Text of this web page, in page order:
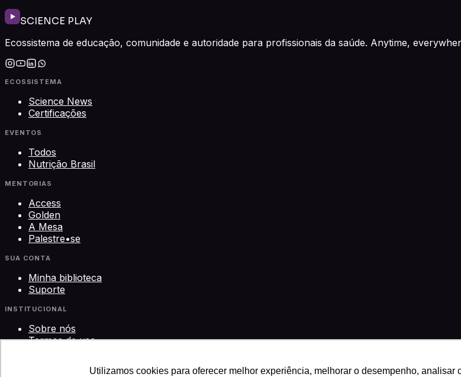
Utilizamos cookies para oferecer melhor experiência, melhorar o desempenho,
SCIENCE PLAY
Ecossistema de educação, comunidade e autoridade para profissionais da saúde. Anytime,
ECOSSISTEMA
Science News
Certificações
EVENTOS
Todos
Nutrição Brasil
MENTORIAS
Access
Golden
A Mesa
Palestre•se
SUA CONTA
Minha biblioteca
Suporte
INSTITUCIONAL
Sobre nós
Termos de uso